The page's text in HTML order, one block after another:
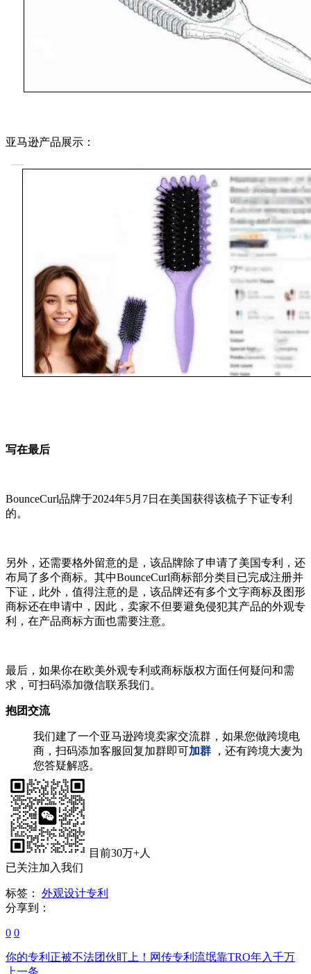
亚马逊产品展示：
写在最后
BounceCurl品牌于2024年5月7日在美国获得该梳子下证专利
的。
另外，还需要格外留意的是，该品牌除了申请了美国专利，还
布局了多个商标。其中BounceCurl商标部分类目已完成注册并
下证，此外，值得注意的是，该品牌还有多个文字商标及图形
商标还在申请中，因此，卖家不但要避免侵犯其产品的外观专
利，在产品商标方面也需要注意。
最后，如果你在欧美外观专利或商标版权方面任何疑问和需
求，可扫码添加微信联系我们。
抱团交流
我们建了一个亚马逊跨境卖家交流群，如果您做跨境电
商，扫码添加客服回复加群即可加群
，还有跨境大麦为
您答疑解惑。
目前30万+人
已关注加入我们
标签：
外观设计专利
分享到：
0 0
你的专利正被不法团伙盯上！网传专利流氓靠TRO年入千万
上一条